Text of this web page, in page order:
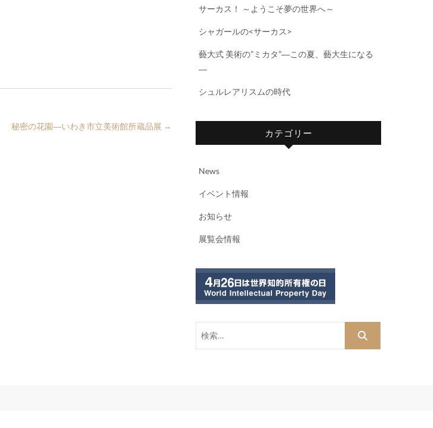
秘密の花園―いわき市立美術館所蔵品展 →
サーカス！ ～ようこそ夢の世界へ～
シャガールの<サーカス>
藝大式 美術の”ミカタ”―この夏、藝大生になる
―
シュルレアリスムの時代
カテゴリー
News
イベント情報
お知らせ
展覧会情報